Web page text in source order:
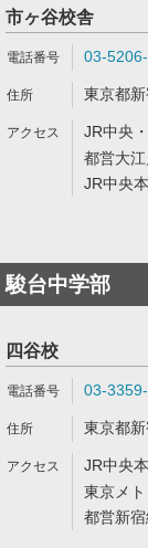
市ヶ谷校舎
03-
東京都
JR中央
都営大
JR中央
駿台中学部
四谷校
03-
東京都
JR中央
東京メ
都営新